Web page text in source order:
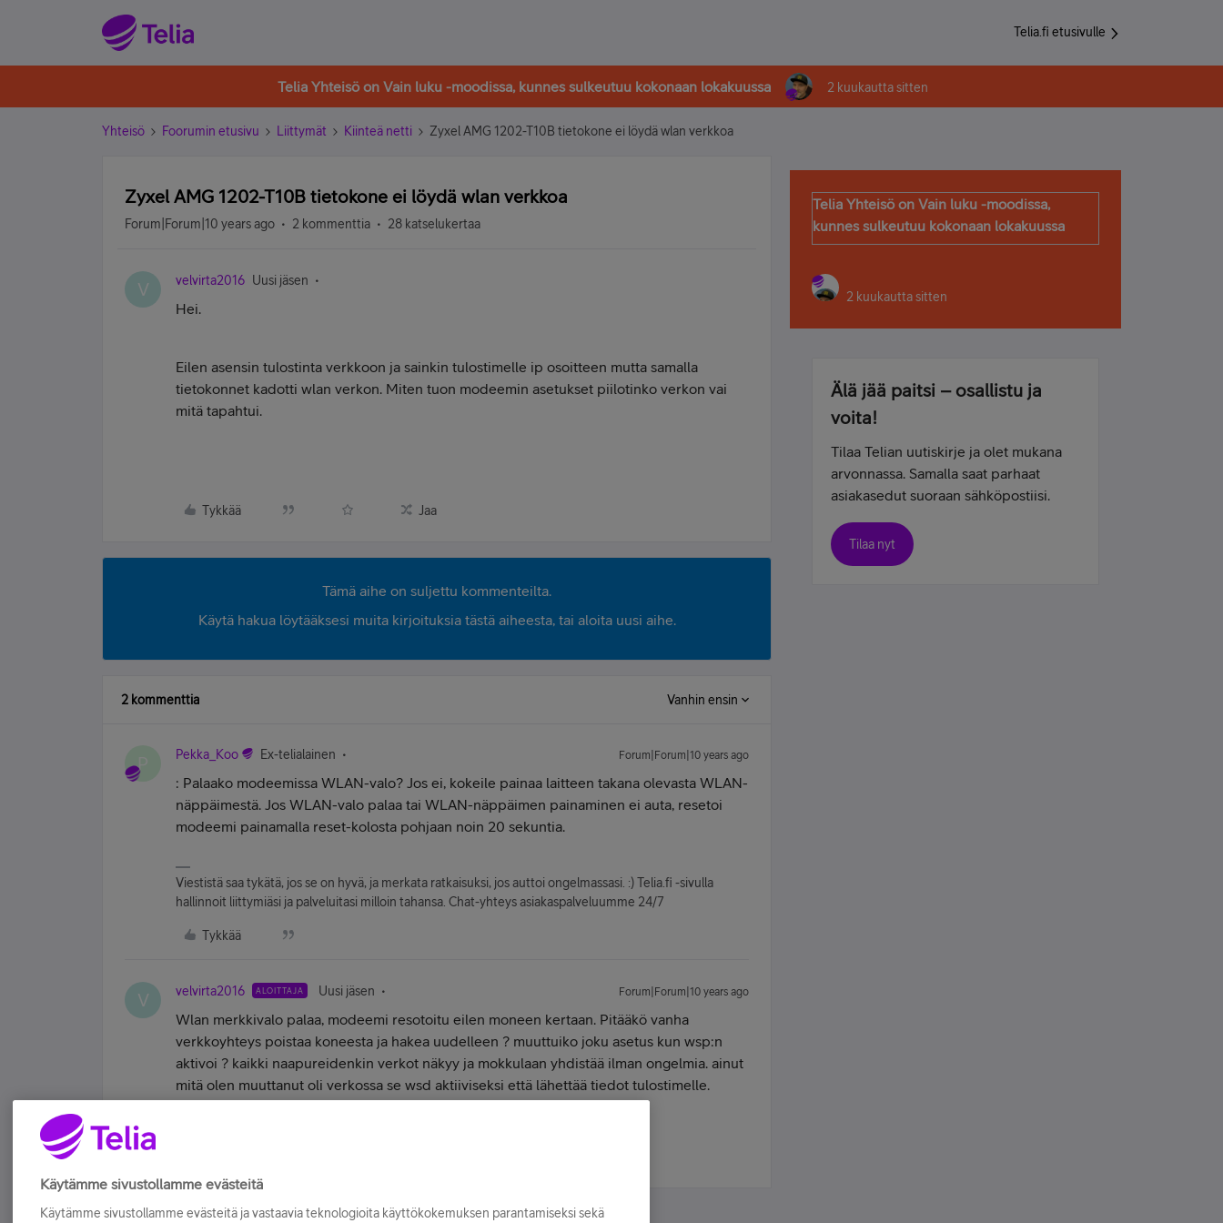
Telia.fi etusivulle
Telia Yhteisö on Vain luku -moodissa, kunnes sulkeutuu kokonaan lokakuussa 2 kuukautta sitten
Yhteisö Foorumin etusivu Liittymät Kiinteä netti Zyxel AMG 1202-T10B tietokone ei löydä wlan verkkoa
Zyxel AMG 1202-T10B tietokone ei löydä wlan verkkoa
Forum|Forum|10 years ago 2 kommenttia 28 katselukertaa
V velvirta2016 Uusi jäsen
Hei.
Eilen asensin tulostinta verkkoon ja sainkin tulostimelle ip osoitteen mutta samalla
tietokonnet kadotti wlan verkon. Miten tuon modeemin asetukset piilotinko verkon vai
mitä tapahtui.
Tykkää Jaa
Tämä aihe on suljettu kommenteilta.
Käytä hakua löytääksesi muita kirjoituksia tästä aiheesta, tai aloita uusi aihe.
2 kommenttia Vanhin ensin
P Pekka_Koo Ex-telialainen Forum|Forum|10 years ago
: Palaako modeemissa WLAN-valo? Jos ei, kokeile painaa laitteen takana olevasta WLAN-
näppäimestä. Jos WLAN-valo palaa tai WLAN-näppäimen painaminen ei auta, resetoi
modeemi painamalla reset-kolosta pohjaan noin 20 sekuntia.
Viestistä saa tykätä, jos se on hyvä, ja merkata ratkaisuksi, jos auttoi ongelmassasi. :) Telia.fi -sivulla
hallinnoit liittymiäsi ja palveluitasi milloin tahansa. Chat-yhteys asiakaspalveluumme 24/7
Tykkää
V velvirta2016 ALOITTAJA Uusi jäsen Forum|Forum|10 years ago
Wlan merkkivalo palaa, modeemi resotoitu eilen moneen kertaan. Pitääkö vanha
verkkoyhteys poistaa koneesta ja hakea uudelleen ? muuttuiko joku asetus kun wsp:n
aktivoi ? kaikki naapureidenkin verkot näkyy ja mokkulaan yhdistää ilman ongelmia. ainut
mitä olen muuttanut oli verkossa se wsd aktiiviseksi että lähettää tiedot tulostimelle.
Telia Yhteisö on Vain luku -moodissa,
kunnes sulkeutuu kokonaan lokakuussa
2 kuukautta sitten
Älä jää paitsi – osallistu ja
voita!
Tilaa Telian uutiskirje ja olet mukana
arvonnassa. Samalla saat parhaat
asiakasedut suoraan sähköpostiisi.
Tilaa nyt
Käytämme sivustollamme evästeitä
Käytämme sivustollamme evästeitä ja vastaavia teknologioita käyttökokemuksen parantamiseksi sekä